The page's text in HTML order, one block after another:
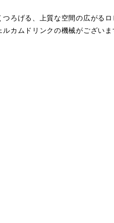
つろげる、上質な空間の広がるロ
ルカムドリンクの機械がございま